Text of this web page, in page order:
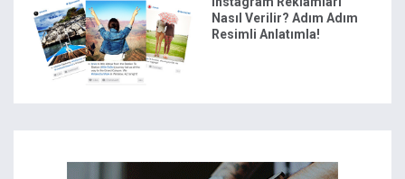
Nasıl Verilir? Adım Adım
Resimli Anlatımla!